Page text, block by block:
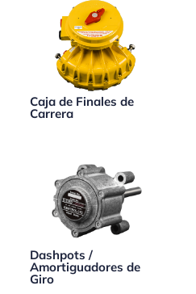
Caja de Finales de
Carrera
Dashpots /
Amortiguadores de
Giro